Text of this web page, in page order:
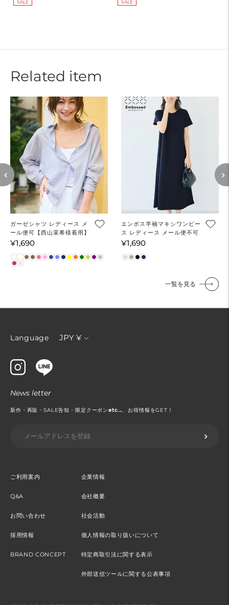
SALE SALE
Related item
ガーゼシャツ レディース メ
ール便可【西山茉希様着用】
通
常
価
¥1,690
エンボス半袖マキシワンピー
ス レディース メール便不可
通
常
¥1,690
一覧を見る
Language
通
JPY ¥
ご利用案内
Q&A
お問い合わせ
採用情報
BRAND CONCEPT
企業情報
会社概要
社会活動
個人情報の取り扱いについて
特定商取引法に関する表示
外部送信ツールに関する公表事項
News letter
新作・再販・SALE告知・限定クーポンetc...、お得情報をGET！